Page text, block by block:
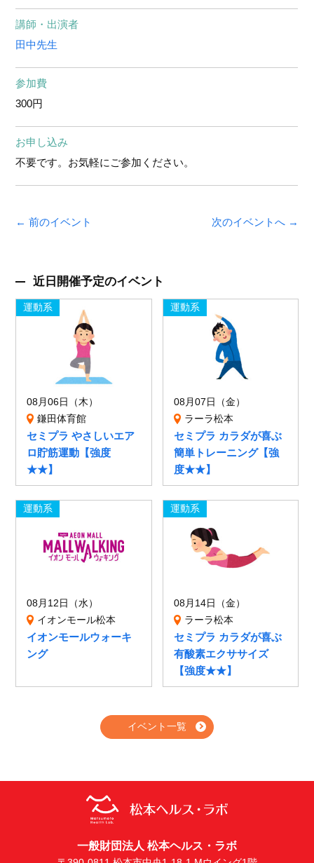
講師・出演者
田中先生
参加費
300円
お申し込み
不要です。お気軽にご参加ください。
← 前のイベント 次のイベントへ →
近日開催予定のイベント
運動系
08月06日（木）
鎌田体育館
セミプラ やさしいエア
ロ貯筋運動【強度
★★】
運動系
08月07日（金）
ラーラ松本
セミプラ カラダが喜ぶ
簡単トレーニング【強
度★★】
運動系
08月12日（水）
イオンモール松本
イオンモールウォーキ
ング
運動系
08月14日（金）
ラーラ松本
セミプラ カラダが喜ぶ
有酸素エクササイズ
【強度★★】
イベント一覧
一般財団法人 松本ヘルス・ラボ